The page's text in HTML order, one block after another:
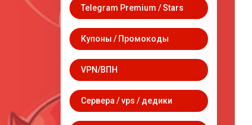
Telegram Premium / Stars
Купоны / Промокоды
VPN/ВПН
Сервера / vps / дедики